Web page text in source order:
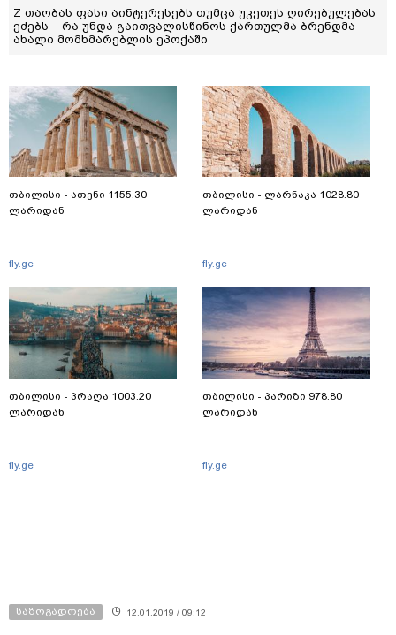
Z თაობას ფასი აინტერესებს თუმცა უკეთეს ღირებულებას
ეძებს – რა უნდა გაითვალისწინოს ქართულმა ბრენდმა
ახალი მომხმარებლის ეპოქაში
თბილისი - ათენი 1155.30
ლარიდან
fly.ge
თბილისი - პრაღა 1003.20
ლარიდან
fly.ge
თბილისი - ლარნაკა 1028.80
ლარიდან
fly.ge
თბილისი - პარიზი 978.80
ლარიდან
fly.ge
საზოგადოება 12.01.2019 / 09:12